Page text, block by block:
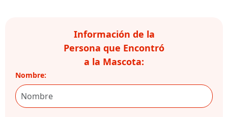
Información de la
Persona que Encontró
a la Mascota:
Nombre: